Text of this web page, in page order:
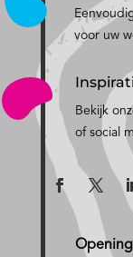
voor uw
Bekijk
of social